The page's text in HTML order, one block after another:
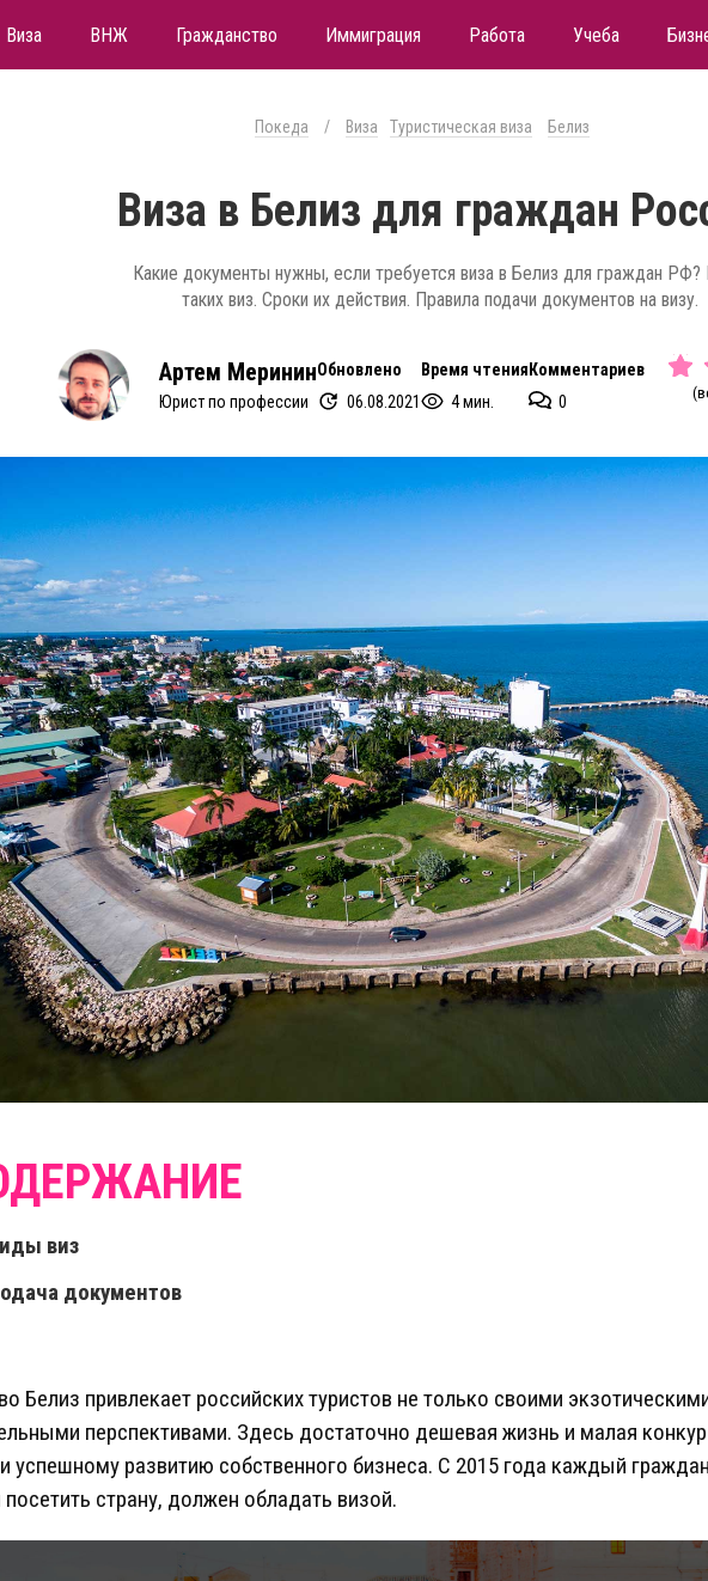
Виза ВНЖ Гражданство Иммиграция Работа Учеба
Покеда / Виза Туристическая виза Белиз
Виза в Белиз для граждан
Какие документы нужны, если требуется виза в Белиз для граждан
таких виз. Сроки их действия. Правила подачи документов на визу.
Артем Меринин
Юрист по профессии
Обновлено
06.08.2021
Время чтения
4 мин.
Комментариев
0
виз
документов
Белиз привлекает российских туристов не только своими
перспективами. Здесь достаточно дешевая жизнь и малая
успешному развитию собственного бизнеса. С 2015 года каждый
страну, должен обладать визой.